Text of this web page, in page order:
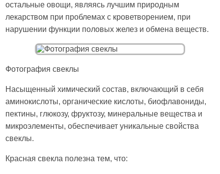
остальные овощи, являясь лучшим природным
лекарством при проблемах с кроветворением, при
нарушении функции половых желез и обмена веществ.
Фотография свеклы
Насыщенный химический состав, включающий в себя
аминокислоты, органические кислоты, биофлавониды,
пектины, глюкозу, фруктозу, минеральные вещества и
микроэлементы, обеспечивает уникальные свойства
свеклы.
Красная свекла полезна тем, что: